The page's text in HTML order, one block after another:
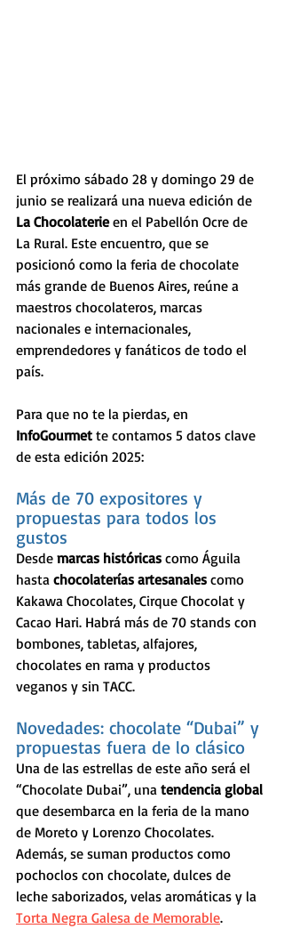
El próximo sábado 28 y domingo 29 de
junio se realizará una nueva edición de
La Chocolaterie en el Pabellón Ocre de
La Rural. Este encuentro, que se
posicionó como la feria de chocolate
más grande de Buenos Aires, reúne a
maestros chocolateros, marcas
nacionales e internacionales,
emprendedores y fanáticos de todo el
país.
Para que no te la pierdas, en
InfoGourmet te contamos 5 datos clave
de esta edición 2025:
Más de 70 expositores y
propuestas para todos los
gustos
Desde marcas históricas como Águila
hasta chocolaterías artesanales como
Kakawa Chocolates, Cirque Chocolat y
Cacao Hari. Habrá más de 70 stands con
bombones, tabletas, alfajores,
chocolates en rama y productos
veganos y sin TACC.
Novedades: chocolate “Dubai” y
propuestas fuera de lo clásico
Una de las estrellas de este año será el
“Chocolate Dubai”, una tendencia global
que desembarca en la feria de la mano
de Moreto y Lorenzo Chocolates.
Además, se suman productos como
pochoclos con chocolate, dulces de
leche saborizados, velas aromáticas y la
Torta Negra Galesa de Memorable.